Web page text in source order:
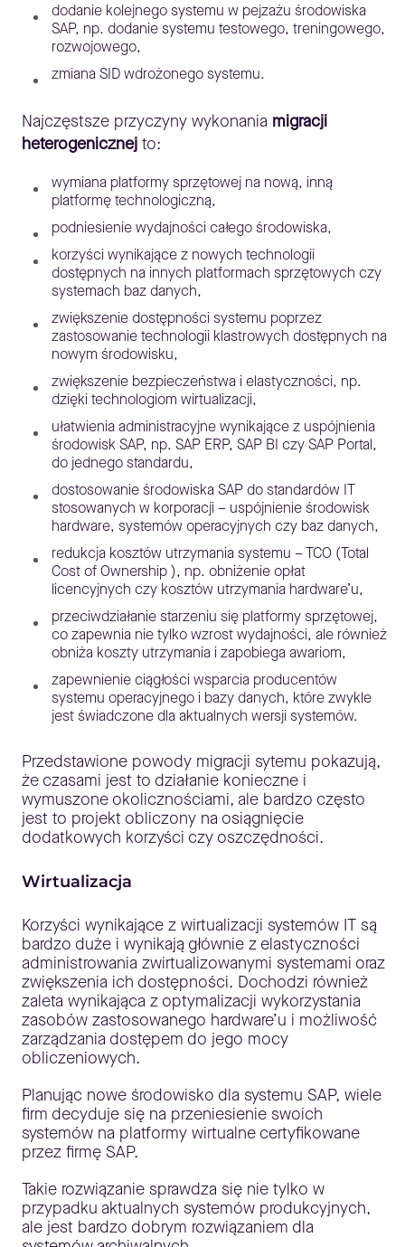
dodanie kolejnego systemu w pejzażu środowiska
SAP, np. dodanie systemu testowego, treningowego,
rozwojowego,
zmiana SID wdrożonego systemu.
Najczęstsze przyczyny wykonania migracji
heterogenicznej to:
wymiana platformy sprzętowej na nową, inną
platformę technologiczną,
podniesienie wydajności całego środowiska,
korzyści wynikające z nowych technologii
dostępnych na innych platformach sprzętowych czy
systemach baz danych,
zwiększenie dostępności systemu poprzez
zastosowanie technologii klastrowych dostępnych na
nowym środowisku,
zwiększenie bezpieczeństwa i elastyczności, np.
dzięki technologiom wirtualizacji,
ułatwienia administracyjne wynikające z uspójnienia
środowisk SAP, np. SAP ERP, SAP BI czy SAP Portal,
do jednego standardu,
dostosowanie środowiska SAP do standardów IT
stosowanych w korporacji – uspójnienie środowisk
hardware, systemów operacyjnych czy baz danych,
redukcja kosztów utrzymania systemu – TCO (Total
Cost of Ownership ), np. obniżenie opłat
licencyjnych czy kosztów utrzymania hardware’u,
przeciwdziałanie starzeniu się platformy sprzętowej,
co zapewnia nie tylko wzrost wydajności, ale również
obniża koszty utrzymania i zapobiega awariom,
zapewnienie ciągłości wsparcia producentów
systemu operacyjnego i bazy danych, które zwykle
jest świadczone dla aktualnych wersji systemów.
Przedstawione powody migracji sytemu pokazują,
że czasami jest to działanie konieczne i
wymuszone okolicznościami, ale bardzo często
jest to projekt obliczony na osiągnięcie
dodatkowych korzyści czy oszczędności.
Wirtualizacja
Korzyści wynikające z wirtualizacji systemów IT są
bardzo duże i wynikają głównie z elastyczności
administrowania zwirtualizowanymi systemami oraz
zwiększenia ich dostępności. Dochodzi również
zaleta wynikająca z optymalizacji wykorzystania
zasobów zastosowanego hardware’u i możliwość
zarządzania dostępem do jego mocy
obliczeniowych.
Planując nowe środowisko dla systemu SAP, wiele
firm decyduje się na przeniesienie swoich
systemów na platformy wirtualne certyfikowane
przez firmę SAP.
Takie rozwiązanie sprawdza się nie tylko w
przypadku aktualnych systemów produkcyjnych,
ale jest bardzo dobrym rozwiązaniem dla